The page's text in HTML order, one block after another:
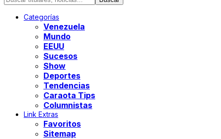
Categorías
Venezuela
Mundo
EEUU
Sucesos
Show
Deportes
Tendencias
Caraota Tips
Columnistas
Link Extras
Favoritos
Sitemap